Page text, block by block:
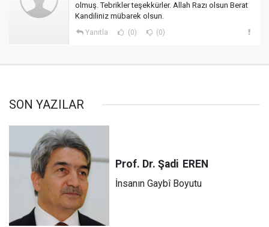
olmuş. Tebrikler teşekkürler. Allah Razı olsun Berat
Kandiliniz mübarek olsun.
Yanıtla (0) (0)
SON YAZILAR
Prof. Dr. Şadi EREN
İnsanın Gaybî Boyutu